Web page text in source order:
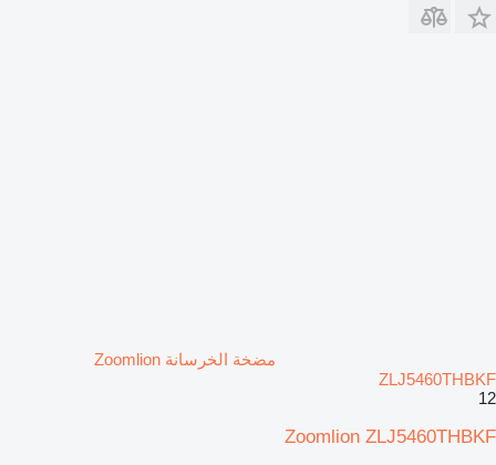
مضخة الخرسانة Zoomlion
ZLJ5460THBKF
12
Zoomlion ZLJ5460THBKF